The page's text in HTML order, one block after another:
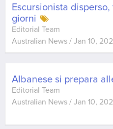
Escursionista
giorni
Editorial Team
Australian News / Jan 10,
Albanese si prepara
Editorial Team
Australian News / Jan 10,